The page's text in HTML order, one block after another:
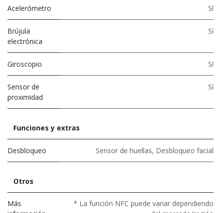
Acelerómetro Sí
Brújula
electrónica
Sí
Giroscopio Sí
Sensor de
proximidad
Sí
Funciones y extras
Desbloqueo Sensor de huellas, Desbloqueo facial
Otros
Más
* La función NFC puede variar dependiendo